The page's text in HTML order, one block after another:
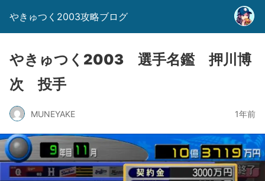
やきゅつく2003攻略ブログ
やきゅつく2003 選手名鑑 押川博
次 投手
MUNEYAKE 1年前